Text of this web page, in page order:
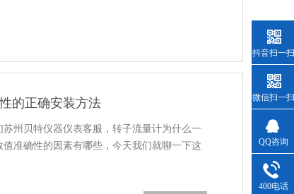
的正确安装方法
州贝特仪器仪表客服，转子流量计为什么一
准确性的因素有哪些，今天我们就聊一下这
抖音扫一扫
微信扫一扫
QQ咨询
400电话